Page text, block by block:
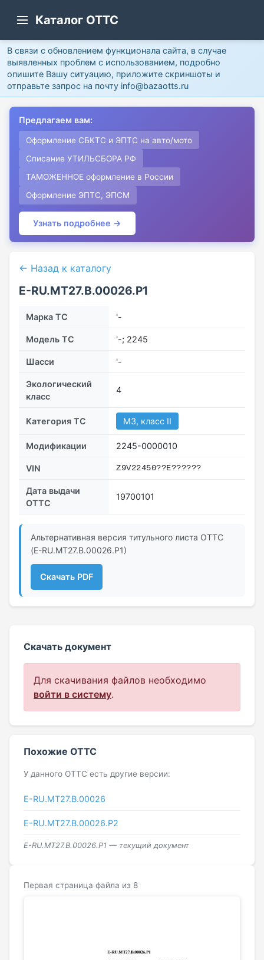
Каталог ОТТС
В связи с обновлением функционала сайта, в случае
выявленных проблем с использованием, подробно
опишите Вашу ситуацию, приложите скриншоты и
отправьте запрос на почту info@bazaotts.ru
Предлагаем вам:
Оформление СБКТС и ЭПТС на авто/мото
Списание УТИЛЬСБОРА РФ
ТАМОЖЕННОЕ оформление в России
Оформление ЭПТС, ЭПСМ
Узнать подробнее →
← Назад к каталогу
E-RU.МТ27.B.00026.Р1
Марка ТС '-
Модель ТС '-; 2245
Шасси '-
Экологический
класс
4
Категория ТС M3, класс II
Модификации 2245-0000010
VIN Z9V22450??Е??????
Дата выдачи
ОТТС
19700101
Альтернативная версия титульного листа ОТТС
(E-RU.МТ27.B.00026.Р1)
Скачать PDF
Скачать документ
Для скачивания файлов необходимо
войти в систему.
Похожие ОТТС
У данного ОТТС есть другие версии:
E-RU.МТ27.B.00026
Е-RU.МТ27.B.00026.Р2
E-RU.МТ27.B.00026.Р1 — текущий документ
Первая страница файла из 8